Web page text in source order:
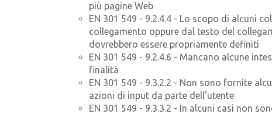
più pagine Web
EN 301 549 - 9.2.4.4 - Lo scopo di alcuni
collegamento oppure dal testo del
dovrebbero essere propriamente definiti
EN 301 549 - 9.2.4.6 - Mancano alcune
finalità
EN 301 549 - 9.3.2.2 - Non sono fornite
azioni di input da parte dell'utente
EN 301 549 - 9.3.3.2 - In alcuni casi non